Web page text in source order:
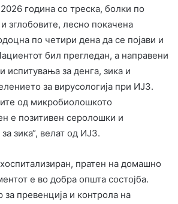
година со треска, болки по
зглобовите, лесно покачена
по четири дена да се појави и
бил прегледан, а направени
испитувања за денга, зика и
за вирусологија при ИЈЗ.
од микробиолошкото
е позитивен серолошки и
зика“, велат од ИЈЗ.
пратен на домашно
е во добра општа состојба.
за превенција и контрола на